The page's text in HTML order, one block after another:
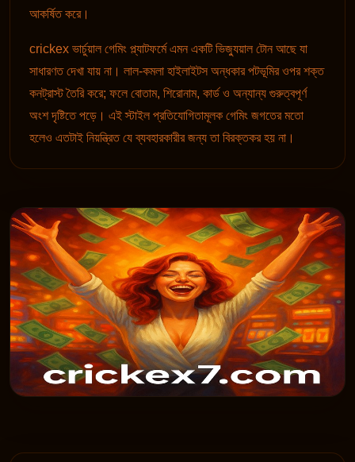
আকর্ষিত করে।
crickex ভার্চুয়াল গেমিং প্ল্যাটফর্মে এমন একটি ভিজ্যুয়াল টোন আছে যা
সাধারণত দেখা যায় না। লাল-কমলা হাইলাইটস অন্ধকার পটভূমির ওপর শক্ত
কনট্রাস্ট তৈরি করে; ফলে বোতাম, শিরোনাম, কার্ড ও অন্যান্য গুরুত্বপূর্ণ
অংশ দৃষ্টিতে পড়ে। এই স্টাইল প্রতিযোগিতামূলক গেমিং জগতের মতো
হলেও এতটাই নিয়ন্ত্রিত যে ব্যবহারকারীর জন্য তা বিরক্তকর হয় না।